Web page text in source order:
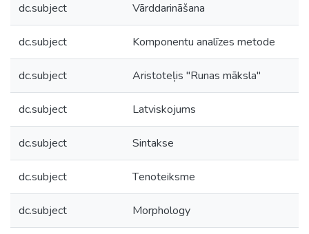
dc.subject Vārddarināšana
dc.subject Komponentu analīzes metode
dc.subject Aristoteļis "Runas māksla"
dc.subject Latviskojums
dc.subject Sintakse
dc.subject Тenoteiksme
dc.subject Morphology